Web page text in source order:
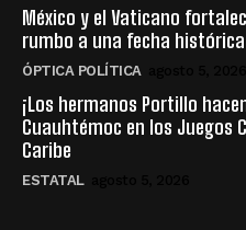
México y el Vaticano
rumbo a una fecha histórica
ÓPTICA POLÍTICA
¡Los hermanos Portillo
Cuauhtémoc en los Juegos
Caribe
ESTATAL